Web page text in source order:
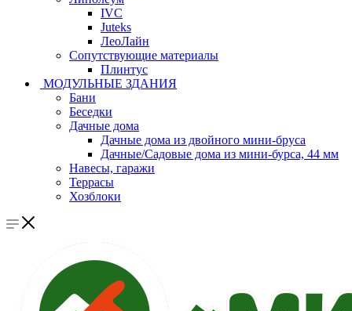
IVC
Juteks
ЛеоЛайн
Сопутствующие материалы
Плинтус
МОДУЛЬНЫЕ ЗДАНИЯ
Бани
Беседки
Дачные дома
Дачные дома из двойного мини-бруса
Дачные/Садовые дома из мини-бурса, 44 мм
Навесы, гаражи
Террасы
Хозблоки